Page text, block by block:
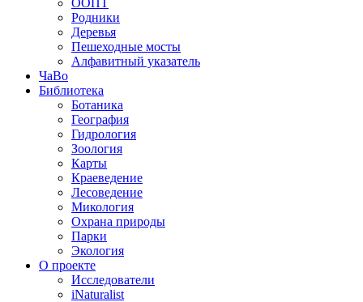
ООПТ
Родники
Деревья
Пешеходные мосты
Алфавитный указатель
ЧаВо
Библиотека
Ботаника
География
Гидрология
Зоология
Карты
Краеведение
Лесоведение
Микология
Охрана природы
Парки
Экология
О проекте
Исследователи
iNaturalist